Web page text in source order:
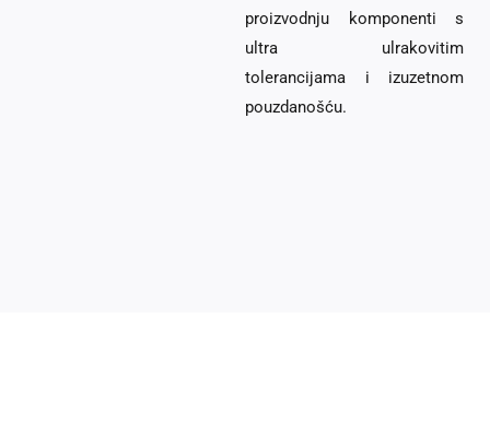
proizvodnju komponenti s
ultra ulrakovitim
tolerancijama i izuzetnom
pouzdanošću.